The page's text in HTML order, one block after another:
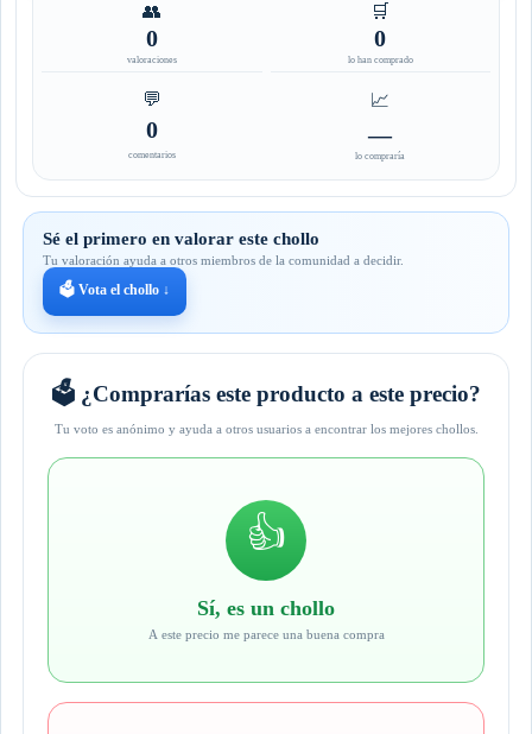
👥
0
valoraciones
🛒
0
lo han comprado
💬
0
comentarios
📈
—
lo compraría
Sé el primero en valorar este chollo
Tu valoración ayuda a otros miembros de la comunidad a decidir.
🗳️ Vota el chollo ↓
🗳️ ¿Comprarías este producto a este precio?
Tu voto es anónimo y ayuda a otros usuarios a encontrar los mejores chollos.
👍
Sí, es un chollo
A este precio me parece una buena compra